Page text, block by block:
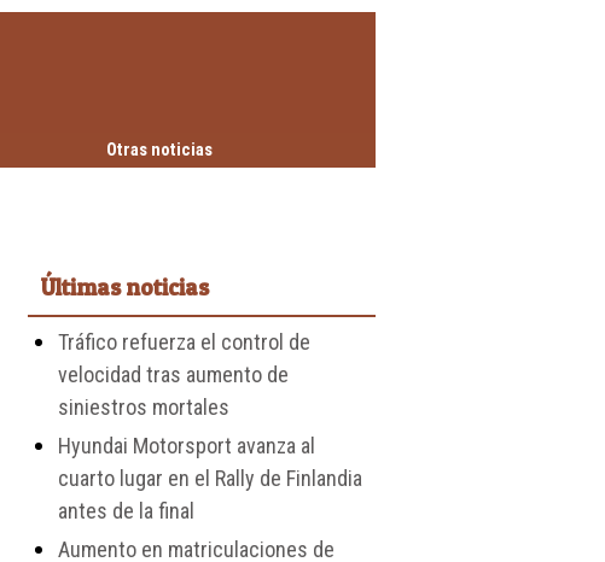
Otras noticias
Últimas noticias
Tráfico refuerza el control de
velocidad tras aumento de
siniestros mortales
Hyundai Motorsport avanza al
cuarto lugar en el Rally de Finlandia
antes de la final
Aumento en matriculaciones de